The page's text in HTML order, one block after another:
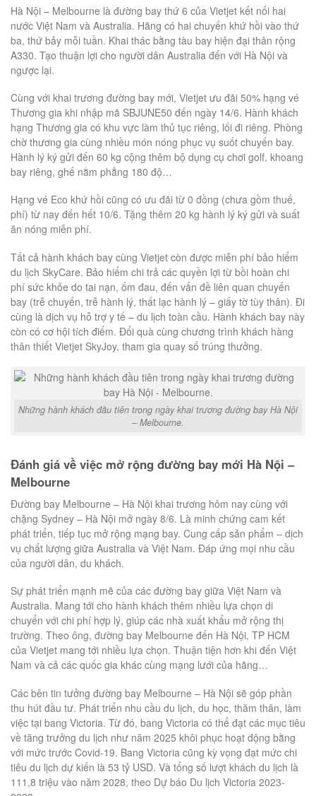
Hà Nội – Melbourne là đường bay thứ 6 của Vietjet kết nối hai
nước Việt Nam và Australia. Hãng có hai chuyến khứ hồi vào thứ
ba, thứ bảy mỗi tuần. Khai thác bằng tàu bay hiện đại thân rộng
A330. Tạo thuận lợi cho người dân Australia đến với Hà Nội và
ngược lại.
Cùng với khai trương đường bay mới, Vietjet ưu đãi 50% hạng vé
Thương gia khi nhập mã SBJUNE50 đến ngày 14/6. Hành khách
hạng Thương gia có khu vực làm thủ tục riêng, lối đi riêng. Phòng
chờ thương gia cùng nhiều món nóng phục vụ suốt chuyến bay.
Hành lý ký gửi đến 60 kg cộng thêm bộ dụng cụ chơi golf, khoang
bay riêng, ghế nằm phẳng 180 độ…
Hạng vé Eco khứ hồi cũng có ưu đãi từ 0 đồng (chưa gồm thuế,
phí) từ nay đến hết 10/6. Tặng thêm 20 kg hành lý ký gửi và suất
ăn nóng miễn phí.
Tất cả hành khách bay cùng Vietjet còn được miễn phí bảo hiểm
du lịch SkyCare. Bảo hiểm chi trả các quyền lợi từ bồi hoàn chi
phí sức khỏe do tai nạn, ốm đau, đến vấn đề liên quan chuyến
bay (trễ chuyến, trễ hành lý, thất lạc hành lý – giấy tờ tùy thân). Đi
cùng là dịch vụ hỗ trợ y tế – du lịch toàn cầu. Hành khách bay này
còn có cơ hội tích điểm. Đổi quà cùng chương trình khách hàng
thân thiết Vietjet SkyJoy, tham gia quay số trúng thưởng.
Những hành khách đầu tiên trong ngày khai trương đường bay Hà Nội
– Melbourne.
Đánh giá về việc mở rộng đường bay mới Hà Nội –
Melbourne
Đường bay Melbourne – Hà Nội khai trương hôm nay cùng với
chặng Sydney – Hà Nội mở ngày 8/6. Là minh chứng cam kết
phát triển, tiếp tục mở rộng mạng bay. Cung cấp sản phẩm – dịch
vụ chất lượng giữa Australia và Việt Nam. Đáp ứng mọi nhu cầu
của người dân, du khách.
Sự phát triển mạnh mẽ của các đường bay giữa Việt Nam và
Australia. Mang tới cho hành khách thêm nhiều lựa chọn di
chuyển với chi phí hợp lý, giúp các nhà xuất khẩu mở rộng thị
trường. Theo ông, đường bay Melbourne đến Hà Nội, TP HCM
của Vietjet mang tới nhiều lựa chọn. Thuận tiện hơn khi đến Việt
Nam và cả các quốc gia khác cùng mạng lưới của hãng…
Các bên tin tưởng đường bay Melbourne – Hà Nội sẽ góp phần
thu hút đầu tư. Phát triển nhu cầu du lịch, du học, thăm thân, làm
việc tại bang Victoria. Từ đó, bang Victoria có thể đạt các mục tiêu
về tăng trưởng du lịch như năm 2025 khôi phục hoạt động bằng
với mức trước Covid-19. Bang Victoria cũng kỳ vọng đạt mức chi
tiêu du lịch dự kiến là 53 tỷ USD. Và tổng số lượt khách du lịch là
111,8 triệu vào năm 2028, theo Dự báo Du lịch Victoria 2023-